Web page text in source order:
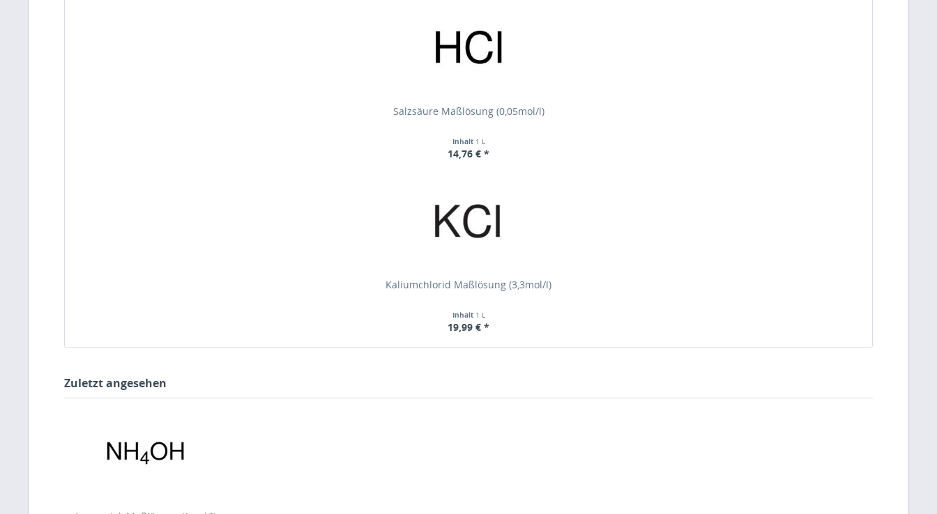
Salzsäure Maßlösung (0,05mol/l)
Inhalt 1 L
14,76 € *
Kaliumchlorid Maßlösung (3,3mol/l)
Inhalt 1 L
19,99 € *
Zuletzt angesehen